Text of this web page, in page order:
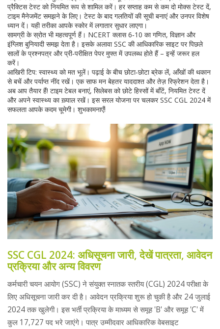
प्रैक्टिस टेस्ट को नियमित रूप से शामिल करें। हर सप्ताह कम से कम दो मोक्स टेस्ट दें,
टाइम मैनेजमेंट समझने के लिए। टेस्ट के बाद गलतियों की सूची बनाएं और उनपर विशेष
ध्यान दें। यही तरीका आपके स्कोर में लगातार सुधार लाएगा।
सामग्री के स्रोत भी महत्वपूर्ण हैं। NCERT क्लास 6‑10 का गणित, विज्ञान और
इंग्लिश बुनियादी समझ देता है। इसके अलावा SSC की आधिकारिक साइट पर पिछले
सालों के प्रश्नपत्र और प्री‑परीक्षित पेपर मुफ्त में उपलब्ध होते हैं – इन्हें जरूर हल
करें।
आखिरी टिप: स्वास्थ्य को मत भूलें। पढ़ाई के बीच छोटा‑छोटा ब्रेक लें, आँखों की थकान
से बचें और पर्याप्त नींद रखें। एक साफ मन बेहतर याददाश्त और तेज़ रिफ्रेशन देता है।
अब आप तैयार हैं! टाइम टेबल बनाएं, सिलेबस को छोटे हिस्सों में बाँटें, नियमित टेस्ट दें
और अपने स्वास्थ्य का ख़्याल रखें। इस सरल योजना पर चलकर SSC CGL 2024 में
सफलता आपके कदम चूमेगी। शुभकामनाएँ!
SSC CGL 2024: अधिसूचना जारी, देखें पात्रता, आवेदन
प्रक्रिया और अन्य विवरण
कर्मचारी चयन आयोग (SSC) ने संयुक्त स्नातक स्तरीय (CGL) 2024 परीक्षा के
लिए अधिसूचना जारी कर दी है। आवेदन प्रक्रिया शुरू हो चुकी है और 24 जुलाई
2024 तक खुलेगी। इस भर्ती प्रक्रिया के माध्यम से समूह 'B' और समूह 'C' में
कुल 17,727 पद भरे जाएंगे। पात्र उम्मीदवार आधिकारिक वेबसाइट